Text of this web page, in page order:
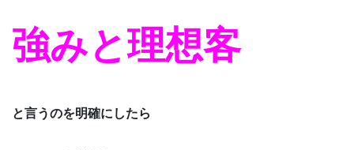
強みと理想客
と言うのを明確にしたら